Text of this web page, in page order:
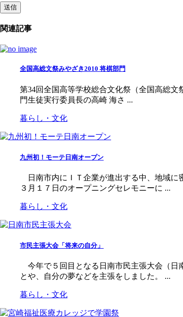
関連記事
全国高総文祭みやざき2010 将棋部門
第34回全国高等学校総合文化祭（全国高総
門生徒実行委員長の高崎 海さ ...
暮らし・文化
九州初！モーテ日南オープン
日南市内にＩＴ企業が進出する中、地域に
３月１７日のオープニングセレモニーに ...
暮らし・文化
市民主張大会「将来の自分」
今年で５回目となる日南市民主張大会（日
とや、自分の夢などを主張をしました。 ...
暮らし・文化